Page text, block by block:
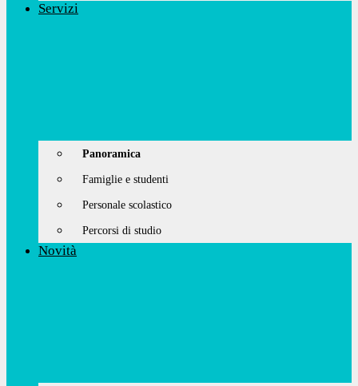
Servizi
Panoramica
Famiglie e studenti
Personale scolastico
Percorsi di studio
Novità